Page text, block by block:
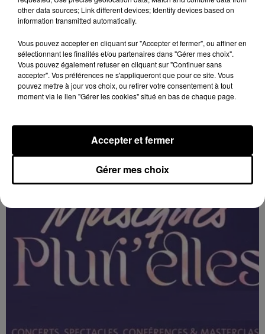
11h28
PLURI'ELLES
Du 3 au 7 février à Orléans (Loiret) : Festival musiques
Pluri'Elles.
other data sources; Link different devices; Identify devices based on
information transmitted automatically.
Vous pouvez accepter en cliquant sur "Accepter et fermer", ou affiner en
sélectionnant les finalités et/ou partenaires dans "Gérer mes choix".
Vous pouvez également refuser en cliquant sur "Continuer sans
accepter". Vos préférences ne s'appliqueront que pour ce site. Vous
pouvez mettre à jour vos choix, ou retirer votre consentement à tout
moment via le lien "Gérer les cookies" situé en bas de chaque page.
Gérer mes choix
Accepter et fermer